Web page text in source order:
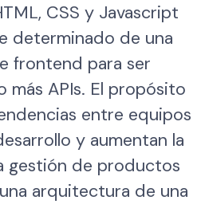
CSS y Javascript
determinado de una
frontend para ser
más APIs. El propósito
entre equipos
y aumentan la
gestión de productos
arquitectura de una